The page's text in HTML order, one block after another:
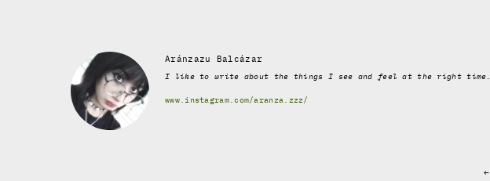
Aránzazu Balcázar
I like to write about the things I see and feel at the right time.
www.instagram.com/aranza.zzz/
←